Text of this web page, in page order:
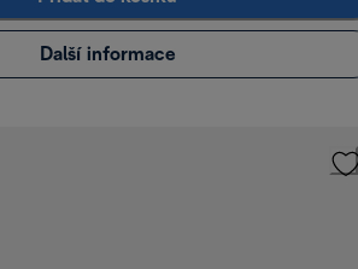
Další informace